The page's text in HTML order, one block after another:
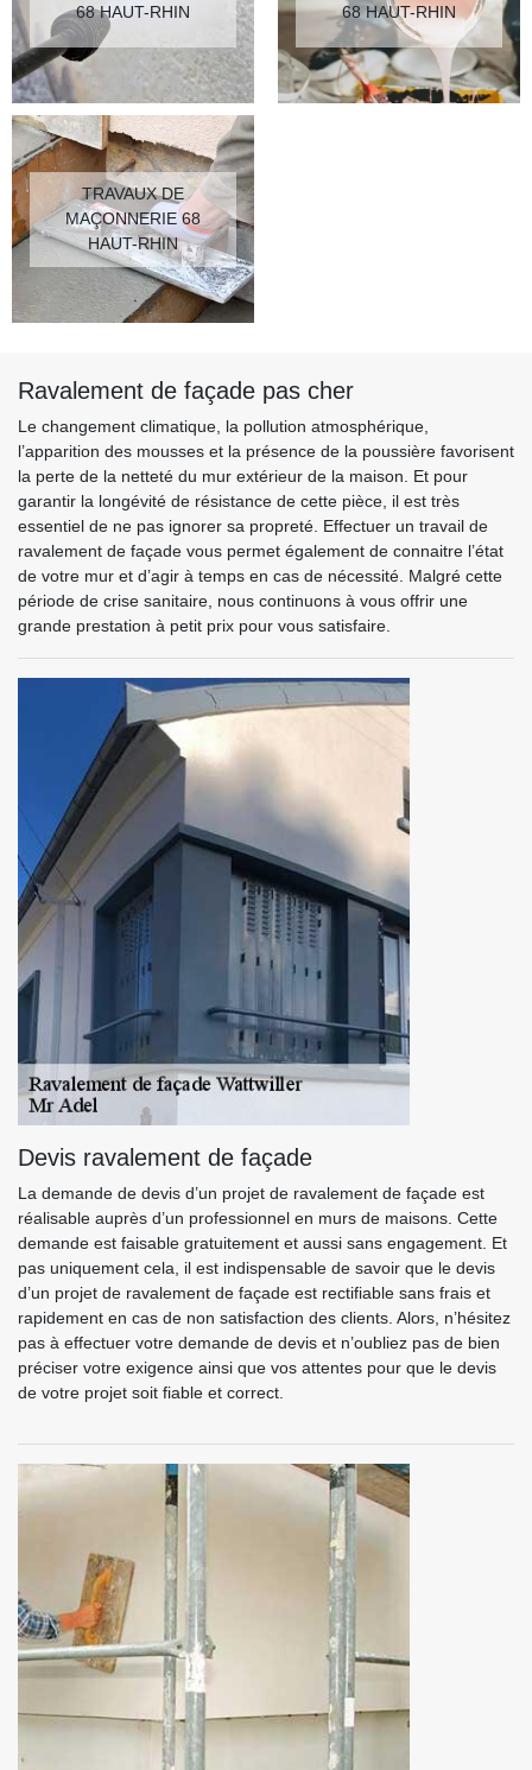
68 HAUT-RHIN
68 HAUT-RHIN
TRAVAUX DE
MAÇONNERIE 68
HAUT-RHIN
Ravalement de façade pas cher
Le changement climatique, la pollution atmosphérique,
l’apparition des mousses et la présence de la poussière favorisent
la perte de la netteté du mur extérieur de la maison. Et pour
garantir la longévité de résistance de cette pièce, il est très
essentiel de ne pas ignorer sa propreté. Effectuer un travail de
ravalement de façade vous permet également de connaitre l’état
de votre mur et d’agir à temps en cas de nécessité. Malgré cette
période de crise sanitaire, nous continuons à vous offrir une
grande prestation à petit prix pour vous satisfaire.
Devis ravalement de façade
La demande de devis d’un projet de ravalement de façade est
réalisable auprès d’un professionnel en murs de maisons. Cette
demande est faisable gratuitement et aussi sans engagement. Et
pas uniquement cela, il est indispensable de savoir que le devis
d’un projet de ravalement de façade est rectifiable sans frais et
rapidement en cas de non satisfaction des clients. Alors, n’hésitez
pas à effectuer votre demande de devis et n’oubliez pas de bien
préciser votre exigence ainsi que vos attentes pour que le devis
de votre projet soit fiable et correct.